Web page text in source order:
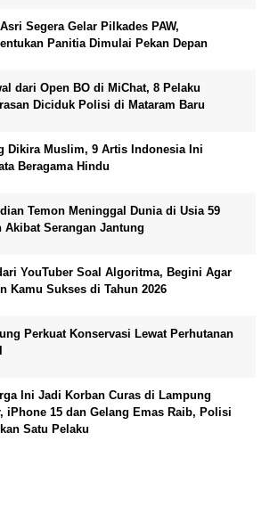
Segera Gelar Pilkades PAW,
Panitia Dimulai Pekan Depan
dari Open BO di MiChat, 8 Pelaku
Diciduk Polisi di Mataram Baru
Dikira Muslim, 9 Artis Indonesia Ini
Beragama Hindu
Temon Meninggal Dunia di Usia 59
Akibat Serangan Jantung
YouTuber Soal Algoritma, Begini Agar
Kamu Sukses di Tahun 2026
Perkuat Konservasi Lewat Perhutanan
Ini Jadi Korban Curas di Lampung
iPhone 15 dan Gelang Emas Raib, Polisi
Satu Pelaku